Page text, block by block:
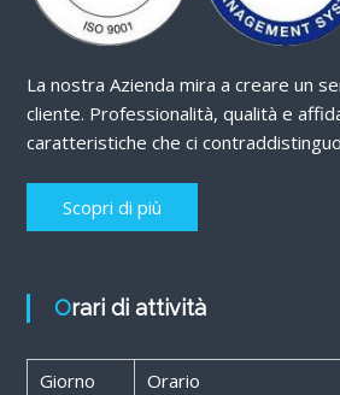
La nostra Azienda mira a creare un
cliente. Professionalità, qualità e
caratteristiche che ci
Scopri di più
Orari di attività
Giorno
Orario